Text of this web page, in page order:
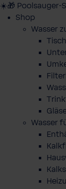
☀️🎁 Poolsauger-
Shop
Wasser
Wasser